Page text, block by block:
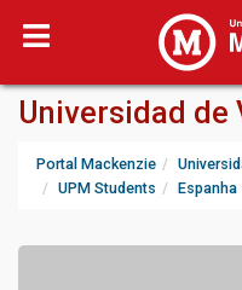
Universidad de
Portal Mackenzie
UPM Students
Espanha